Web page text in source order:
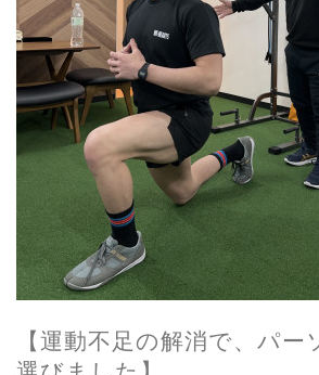
【運動不足の解消で、パー